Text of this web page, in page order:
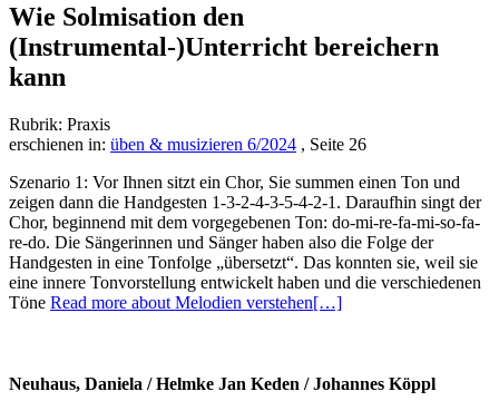
Wie Solmisation den
(Instrumental-)Unterricht bereichern
kann
Rubrik: Praxis
erschienen in: üben & musizieren 6/2024 , Seite 26
Szenario 1: Vor Ihnen sitzt ein Chor, Sie summen einen Ton und
zeigen dann die Handgesten 1-3-2-4-3-5-4-2-1. Daraufhin singt der
Chor, beginnend mit dem vorgegebenen Ton: do-mi-re-fa-mi-so-fa-
re-do. Die Sängerinnen und Sänger haben also die Folge der
Handgesten in eine Tonfolge „übersetzt“. Das konnten sie, weil sie
eine innere Tonvorstellung entwickelt haben und die verschiedenen
Töne Read more about Melodien verstehen[…]
Neuhaus, Daniela / Helmke Jan Keden / Johannes Köppl